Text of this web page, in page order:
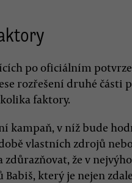
po oficiálním
rozřešení druhé části
faktory.
kampaň, v níž bude
vlastních zdrojů
že v
který je nejen